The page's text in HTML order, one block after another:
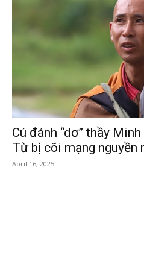
Cú đánh “dơ” thầy
Từ bị cõi mạng nguyền
April 16, 2025